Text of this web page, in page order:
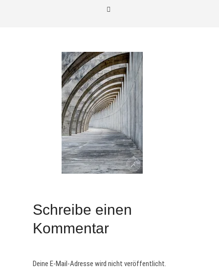
Schreibe einen
Kommentar
Deine E-Mail-Adresse wird nicht veröffentlicht.